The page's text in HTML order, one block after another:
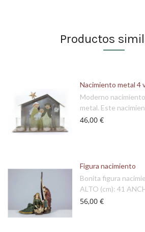
Productos
Nacimiento metal 4
Moderno
metal. Este
46,00 €
Figura nacimiento
Bonita figura
ALTO (cm): 41
56,00 €